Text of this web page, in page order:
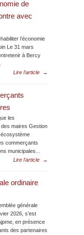
de
avec
l’économie
Le 31 mars
à Bercy
Lire l'article
→
les
maires Gestion
écosystème
commerçants
municipales...
Lire l'article
→
ordinaire
générale
2026, s’est
en présence
des partenaires